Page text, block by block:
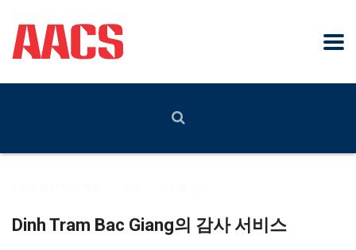
Dinh Tram Bac Giang의 감사 서비스